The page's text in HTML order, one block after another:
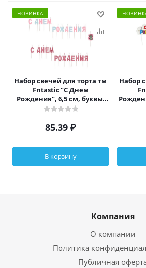
НОВИНКА
Набор свечей для торта тм
Fntastic "С Днем
Рождения", 6,5 см, буквы,
парафин, 2 дизайна
85.39 ₽
В корзину
Набор
Компания
О компании
Политика
Публичная